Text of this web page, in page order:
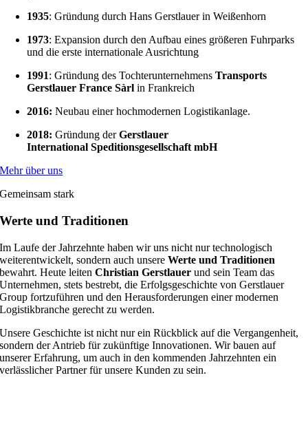
1935: Gründung durch Hans Gerstlauer in Weißenhorn
1973: Expansion durch den Aufbau eines größeren Fuhrparks
und die erste internationale Ausrichtung
1991: Gründung des TochterunternehmensTransports
Gerstlauer France Sàrl in Frankreich
2016: Neubau einer hochmodernen Logistikanlage.
2018: Gründung derGerstlauer
International Speditionsgesellschaft mbH
Mehr über uns
Gemeinsam stark
Werte und Traditionen
Im Laufe der Jahrzehnte haben wir uns nicht nur technologisch
weiterentwickelt, sondern auch unsereWerte und Traditionen
bewahrt. Heute leitenChristian Gerstlauer und sein Team das
Unternehmen, stets bestrebt, die Erfolgsgeschichte von Gerstlauer
Group fortzuführen und den Herausforderungen einer modernen
Logistikbranche gerecht zu werden.
Unsere Geschichte ist nicht nur ein Rückblick auf die Vergangenheit,
sondern der Antrieb für zukünftige Innovationen. Wir bauen auf
unserer Erfahrung, um auch in den kommenden Jahrzehnten ein
verlässlicher Partner für unsere Kunden zu sein.